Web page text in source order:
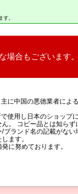
。
場合もございます。
に中国の悪徳業者によ
使用し日本のショップ
。 コピー品とは知らず
ランド名の記載がな
ます。
に努めております。